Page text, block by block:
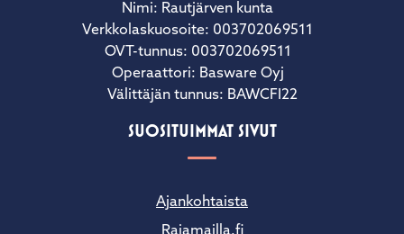
Nimi: Rautjärven kunta
Verkkolaskuosoite: 003702069511
OVT-tunnus: 003702069511
Operaattori: Basware Oyj
Välittäjän tunnus: BAWCFI22
SUOSITUIMMAT SIVUT
Ajankohtaista